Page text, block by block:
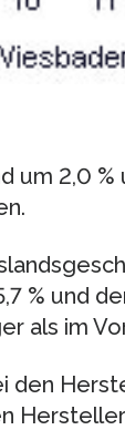
um 2,0 %
% und
als im
den